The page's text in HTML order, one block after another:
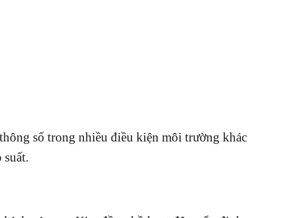
số trong nhiều điều kiện môi trường khác